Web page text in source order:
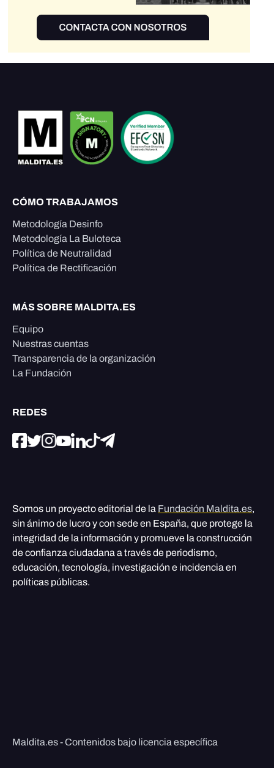
CÓMO TRABAJAMOS
Metodología Desinfo
Metodología La Buloteca
Política de Neutralidad
Política de Rectificación
MÁS SOBRE MALDITA.ES
Equipo
Nuestras cuentas
Transparencia de la organización
La Fundación
REDES
Somos un proyecto editorial de la Fundación Maldita.es,
sin ánimo de lucro y con sede en España, que protege la
integridad de la información y promueve la construcción
de confianza ciudadana a través de periodismo,
educación, tecnología, investigación e incidencia en
políticas públicas.
Maldita.es - Contenidos bajo licencia específica